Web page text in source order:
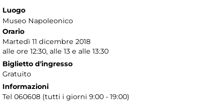
Luogo
Museo Napoleonico
Orario
Martedì 11 dicembre 2018
alle ore 12:30, alle 13 e alle 13:30
Biglietto d'ingresso
Gratuito
Informazioni
Tel 060608 (tutti i giorni 9:00 - 19:00)